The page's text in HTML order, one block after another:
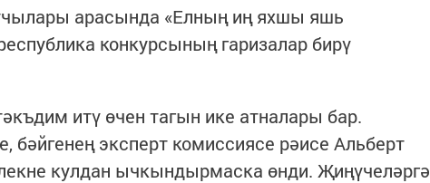
арасында «Елның иң яхшы яшь
конкурсының гаризалар бирү
итү өчен тагын ике атналары бар.
бәйгенең эксперт комиссиясе рәисе Альберт
кулдан ычкындырмаска өнди. Җиңүчеләргә